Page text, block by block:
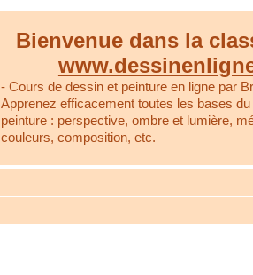
Bienvenue dans la
- Cours de dessin et peinture en ligne par
Apprenez efficacement toutes les bases
peinture : perspective, ombre et lumière,
couleurs, composition, etc.